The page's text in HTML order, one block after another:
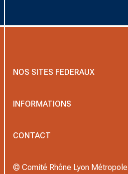
NOS SITES FEDERAUX
Le guide du dirigeant
INFORMATIONS
CONTACT
© Comité Rhône Lyon Métropole